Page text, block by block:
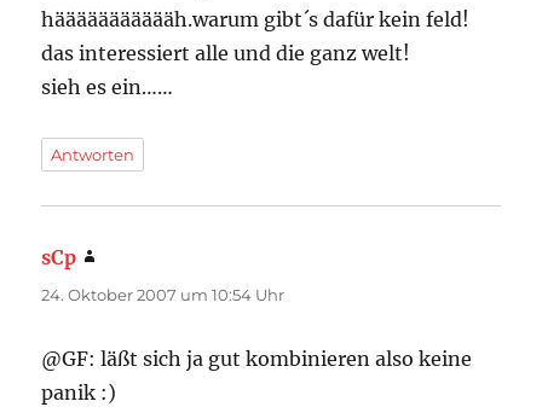
häääääääääääh.warum gibt´s dafür kein feld!
das interessiert alle und die ganz welt!
sieh es ein……
Antworten
sCp
24. Oktober 2007 um 10:54 Uhr
@GF: läßt sich ja gut kombinieren also keine
panik :)